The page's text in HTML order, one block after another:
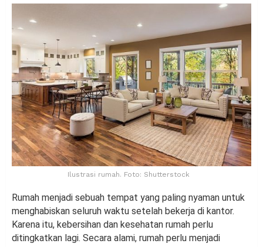
Ilustrasi rumah. Foto: Shutterstock
Rumah menjadi sebuah tempat yang paling nyaman untuk
menghabiskan seluruh waktu setelah bekerja di kantor.
Karena itu, kebersihan dan kesehatan rumah perlu
ditingkatkan lagi. Secara alami, rumah perlu menjadi